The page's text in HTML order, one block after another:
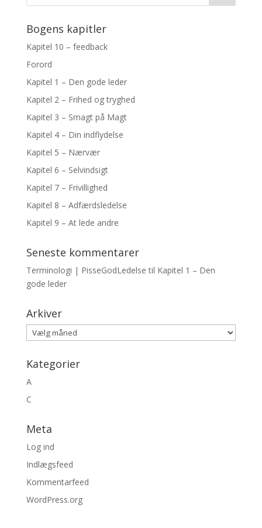
Bogens kapitler
Kapitel 10 – feedback
Forord
Kapitel 1 – Den gode leder
Kapitel 2 – Frihed og tryghed
Kapitel 3 – Smagt på Magt
Kapitel 4 – Din indflydelse
Kapitel 5 – Nærvær
Kapitel 6 – Selvindsigt
Kapitel 7 – Frivillighed
Kapitel 8 – Adfærdsledelse
Kapitel 9 – At lede andre
Seneste kommentarer
Terminologi | PisseGodLedelse til Kapitel 1 – Den
gode leder
Arkiver
Arkiver
Kategorier
A
C
Meta
Log ind
Indlægsfeed
Kommentarfeed
WordPress.org